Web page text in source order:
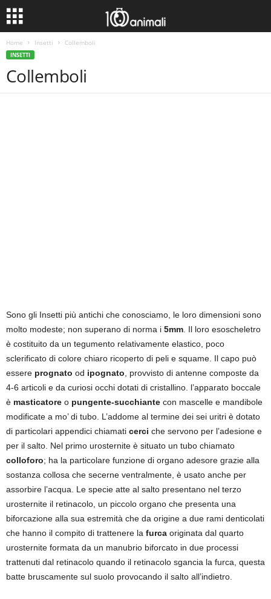
Home Insetti Collemboli
INSETTI
Collemboli
Sono gli Insetti più antichi che conosciamo, le loro dimensioni sono
molto modeste; non superano di norma i 5mm . Il loro esoscheletro
è costituito da un tegumento relativamente elastico, poco
sclerificato di colore chiaro ricoperto di peli e squame. Il capo può
essere prognato od ipognato , provvisto di antenne composte da
4-6 articoli e da curiosi occhi dotati di cristallino. l’apparato boccale
è masticatore o pungente-succhiante con mascelle e mandibole
modificate a mo’ di tubo. L’addome al termine dei sei uritri è dotato
di particolari appendici chiamati cerci che servono per l’adesione e
per il salto. Nel primo urosternite è situato un tubo chiamato
colloforo; ha la particolare funzione di organo adesore grazie alla
sostanza collosa che secerne ventralmente, è usato anche per
assorbire l’acqua. Le specie atte al salto presentano nel terzo
urosternite il retinacolo, un piccolo organo che presenta una
biforcazione alla sua estremità che da origine a due rami denticolati
che hanno il compito di trattenere la furca originata dal quarto
urosternite formata da un manubrio biforcato in due processi
trattenuti dal retinacolo quando il retinacolo sgancia la furca, questa
batte bruscamente sul suolo provocando il salto all’indietro.